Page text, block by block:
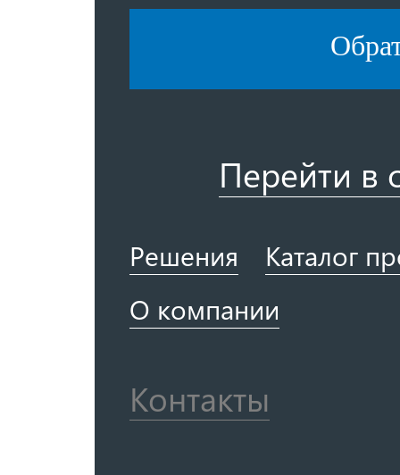
Перейти в
Решения
Каталог
О компании
Контакты